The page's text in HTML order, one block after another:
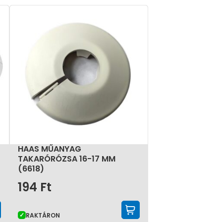
rendszerek szerelése során minden
a szerelést könnyítik meg, hanem a kész
KOSÁRBA TESZEM
HAAS MŰANYAG
TAKARÓRÓZSA 16-17 MM
(6618)
194 Ft
RAKTÁRON